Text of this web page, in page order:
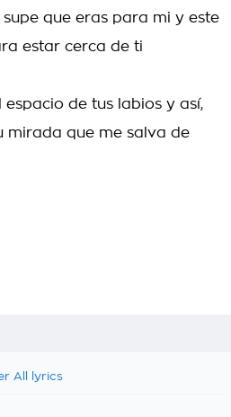
que eras para mi y este
estar cerca de ti
espacio de tus labios y así,
mirada que me salva de
All lyrics